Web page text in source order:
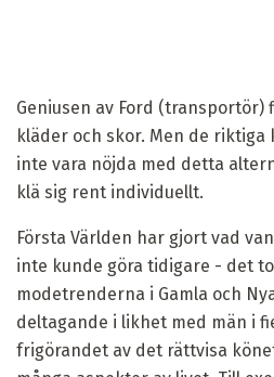
Geniusen av Ford (transportör)
kläder och skor. Men de
inte vara nöjda med detta
klä sig rent individuellt.
Första Världen har gjort vad
inte kunde göra tidigare - det
modetrenderna i Gamla och
deltagande i likhet med män i
frigörandet av det rättvisa